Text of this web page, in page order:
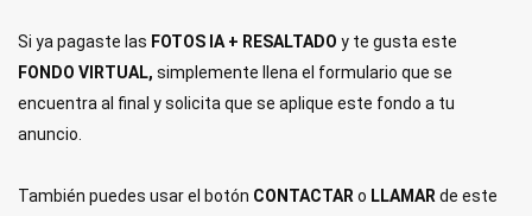
Si ya pagaste las FOTOS IA + RESALTADO y te gusta este
FONDO VIRTUAL, simplemente llena el formulario que se
encuentra al final y solicita que se aplique este fondo a tu
anuncio.
También puedes usar el botón CONTACTAR o LLAMAR de este